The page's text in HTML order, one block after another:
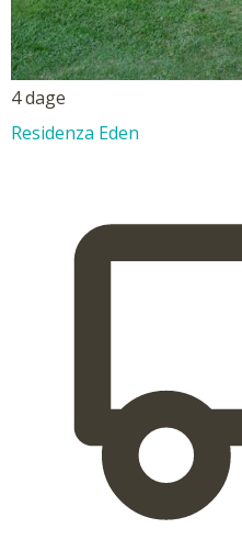
4 dage
Residenza Eden